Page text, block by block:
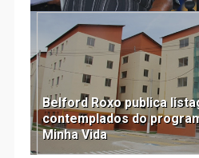
Belford Roxo publica
contemplados do
Minha Vida